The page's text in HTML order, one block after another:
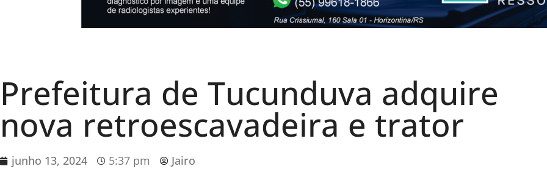
Prefeitura de Tucunduva adquire
nova retroescavadeira e trator
junho 13, 2024 5:37 pm Jairo